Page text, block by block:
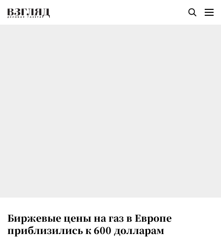
Биржевые цены на газ в Европе
приблизились к 600 долларам